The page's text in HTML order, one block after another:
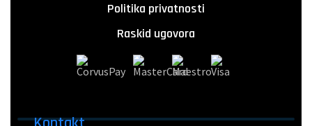
Politika privatnosti
Raskid ugovora